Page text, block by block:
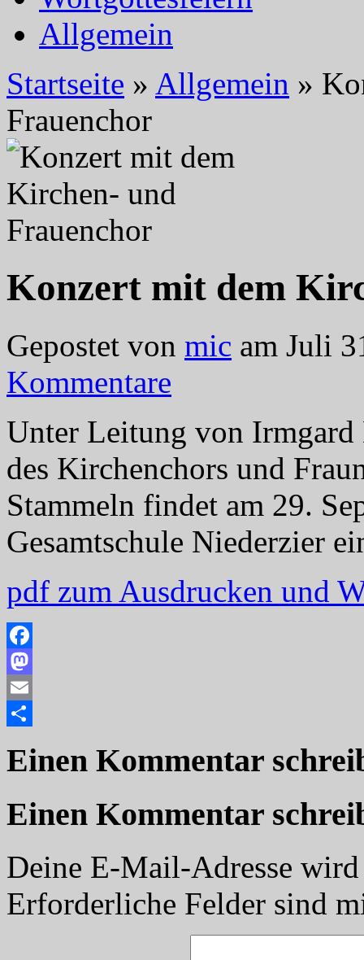
Allgemein
Startseite » Allgemein »
Frauenchor
Konzert mit dem
Gepostet von mic am Juli
Kommentare
Unter Leitung von
des Kirchenchors und
Stammeln findet am 29.
Gesamtschule Niederzier
pdf zum Ausdrucken und
Facebook
Mastodon
Email
Einen Kommentar
Einen Kommentar
Deine E-Mail-Adresse
Erforderliche Felder sind